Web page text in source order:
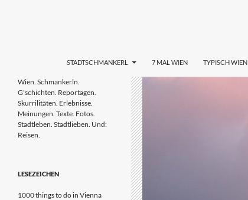
STADTL(i)EBEN WIEN
STADTSCHMANKERL 7 MAL WIEN TYPISCH WIEN
Wien. Schmankerln. G'schichten.
Reportagen. Skurrilitäten.
Erlebnisse. Meinungen. Tipps. Texte.
Fotos. Stadtleben & Stadtlieben.
Wien. Schmankerln.
G'schichten. Reportagen.
Skurrilitäten. Erlebnisse.
Meinungen. Texte. Fotos.
Stadtleben. Stadtlieben. Und:
Reisen.
LESEZEICHEN
1000 things to do in Vienna